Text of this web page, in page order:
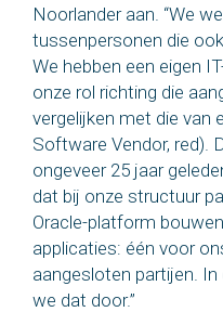
Noorlander aan. “We
tussenpersonen die
We hebben een eigen
onze rol richting die
vergelijken met die van
Software Vendor, red).
ongeveer 25 jaar
dat bij onze structuur
Oracle-platform
applicaties: één voor
aangesloten partijen.
we dat door.”